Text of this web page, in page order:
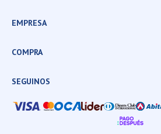
EMPRESA
COMPRA
SEGUINOS